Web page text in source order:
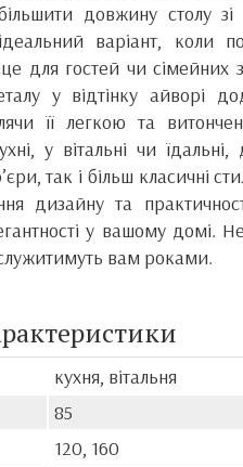
довжину столу
варіант, коли
для гостей чи сімейних
у відтінку айворі
її легкою та
у вітальні чи
так і більш класичні
дизайну та
у вашому домі.
служитимуть вам роками.
кухня, вітальня
85
120, 160